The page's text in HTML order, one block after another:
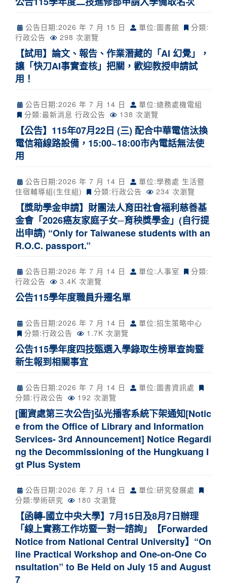
公告日期:2026 年 7 月 15 日 單位:圖書館
分類:
行政公告
298 次瀏覽
【試用】論文、報告、作業潛藏的「AI 幻覺」，
讓「快刀AI事實查核」把關，歡迎教授申請試
用！
公告日期:2026 年 7 月 14 日
單位:總務處機電組
分類:最新消息 行政公告 138 次瀏覽
【公告】115年07月22日 (三) 配合中華電信汰換
電信箱線路設備，15:00~18:00市內電話無法使
用
公告日期:2026 年 7 月 14 日
單位:學務處 生活暨
住宿輔導組(生住組)
分類:行政公告 234 次瀏覽
【獎助學金申請】財團法人育田社會福利慈善基
金會「2026癌友家庭子女─育秧獎學金」(自行提
出申請) “Only for Taiwanese students with an
R.O.C. passport.”
公告日期:2026 年 7 月 14 日 單位:人事室
分類:
行政公告
3.4K 次瀏覽
公告115學年度職員升遷名單
公告日期:2026 年 7 月 14 日
單位:招生策略中心
分類:行政公告 1.7K 次瀏覽
公告115學年度四技甄選入學錄取生榜單查詢暨
新生報到相關事宜
公告日期:2026 年 7 月 14 日
單位:圖書資訊處
分類:行政公告 192 次瀏覽
[圖資處第三次公告]弘光播客系統下架通知[Notic
e from the Office of Library and Information
Services- 3rd Announcement] Notice Regardi
ng the Decommissioning of the Hungkuang I
gt Plus System
公告日期:2026 年 7 月 14 日
單位:研究發展處
分類:學術研究 180 次瀏覽
【函轉-國立中央大學】7月15日及8月7日辦理
「線上實務工作坊暨一對一諮詢」【Forwarded
Notice from National Central University】“On
line Practical Workshop and One-on-One Co
nsultation” to Be Held on July 15 and August
7